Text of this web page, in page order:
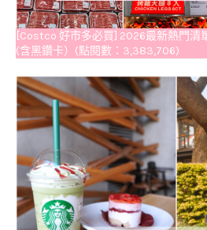
[Costco 好市多必買] 2026最新熱門清
(含黑鑽卡）(點閱數：3,383,706)